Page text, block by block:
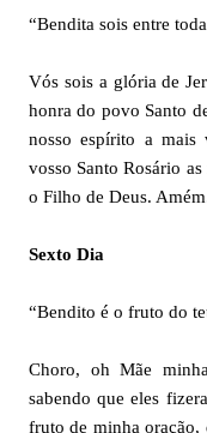
“Bendita sois entre
Vós sois a glória de
honra do povo Santo
nosso espírito a mais
vosso Santo Rosário
o Filho de Deus.
Sexto Dia
“Bendito é o fruto do
Choro, oh Mãe
sabendo que eles
fruto de minha oração,